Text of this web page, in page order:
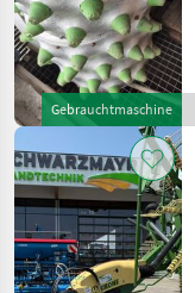
Gebrauchtmaschine